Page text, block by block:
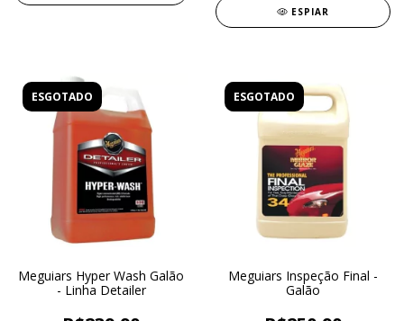
ESPIAR
ESGOTADO
Meguiars Hyper Wash Galão
- Linha Detailer
ESGOTADO
Meguiars Inspeção Final -
Galão